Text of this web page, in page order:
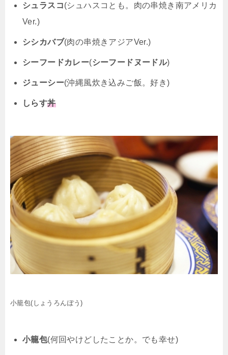
シュラスコ(シュハスコとも。肉の串焼き南アメリカ
Ver.)
シシカバブ(肉の串焼きアジアVer.)
シーフードカレー(シーフードヌードル)
ジューシー(沖縄風炊き込みご飯。好き)
しらす丼
小籠包(しょうろんぽう)
小籠包(何回やけどしたことか。でも幸せ)